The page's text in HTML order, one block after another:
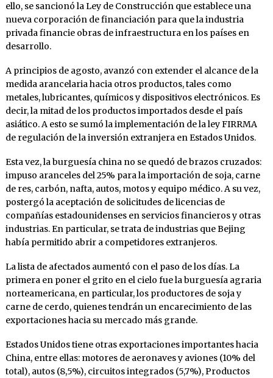
ello, se sancionó la Ley de Construcción que establece una
nueva corporación de financiación para que la industria
privada financie obras de infraestructura en los países en
desarrollo.
A principios de agosto, avanzó con extender el alcance de la
medida arancelaria hacia otros productos, tales como
metales, lubricantes, químicos y dispositivos electrónicos. Es
decir, la mitad de los productos importados desde el país
asiático. A esto se sumó la implementación de la ley FIRRMA
de regulación de la inversión extranjera en Estados Unidos.
Esta vez, la burguesía china no se quedó de brazos cruzados:
impuso aranceles del 25% para la importación de soja, carne
de res, carbón, nafta, autos, motos y equipo médico. A su vez,
postergó la aceptación de solicitudes de licencias de
compañías estadounidenses en servicios financieros y otras
industrias. En particular, se trata de industrias que Bejing
había permitido abrir a competidores extranjeros.
La lista de afectados aumentó con el paso de los días. La
primera en poner el grito en el cielo fue la burguesía agraria
norteamericana, en particular, los productores de soja y
carne de cerdo, quienes tendrán un encarecimiento de las
exportaciones hacia su mercado más grande.
Estados Unidos tiene otras exportaciones importantes hacia
China, entre ellas: motores de aeronaves y aviones (10% del
total), autos (8,5%), circuitos integrados (5,7%), Productos